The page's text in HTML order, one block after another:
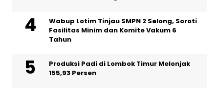
Wabup Lotim Tinjau SMPN 2 Selong, Soroti
Fasilitas Minim dan Komite Vakum 6
Tahun
Produksi Padi di Lombok Timur Melonjak
155,93 Persen